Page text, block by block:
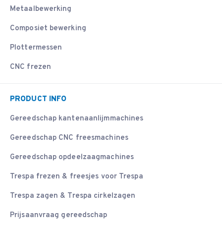
Metaalbewerking
Composiet bewerking
Plottermessen
CNC frezen
PRODUCT INFO
Gereedschap kantenaanlijmmachines
Gereedschap CNC freesmachines
Gereedschap opdeelzaagmachines
Trespa frezen & freesjes voor Trespa
Trespa zagen & Trespa cirkelzagen
Prijsaanvraag gereedschap